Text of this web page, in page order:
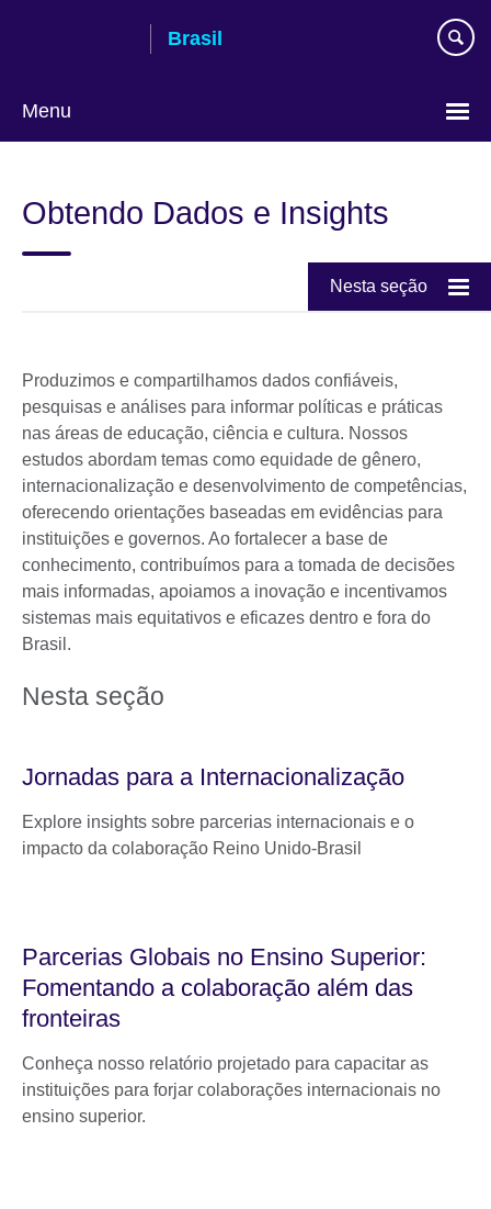
Brasil
Menu
language
Obtendo Dados e Insights
Nesta seção
Produzimos e compartilhamos dados confiáveis,
pesquisas e análises para informar políticas e práticas
nas áreas de educação, ciência e cultura. Nossos
estudos abordam temas como equidade de gênero,
internacionalização e desenvolvimento de competências,
oferecendo orientações baseadas em evidências para
instituições e governos. Ao fortalecer a base de
conhecimento, contribuímos para a tomada de decisões
mais informadas, apoiamos a inovação e incentivamos
sistemas mais equitativos e eficazes dentro e fora do
Brasil.
Nesta seção
Jornadas para a Internacionalização
Explore insights sobre parcerias internacionais e o
impacto da colaboração Reino Unido-Brasil
Parcerias Globais no Ensino Superior:
Fomentando a colaboração além das
fronteiras
Conheça nosso relatório projetado para capacitar as
instituições para forjar colaborações internacionais no
ensino superior.